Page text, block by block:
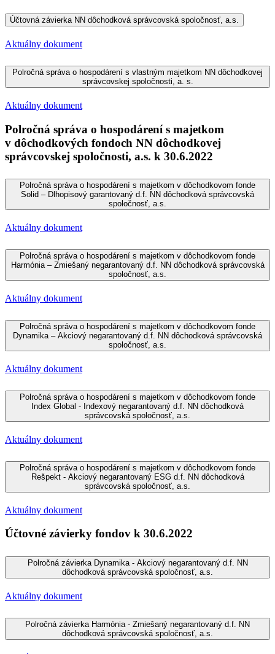
Účtovná závierka NN dôchodková správcovská spoločnosť, a.s.
Aktuálny dokument
Polročná správa o hospodárení s vlastným majetkom NN dôchodkovej
správcovskej spoločnosti, a. s.
Aktuálny dokument
Polročná správa o hospodárení s majetkom
v dôchodkových fondoch NN dôchodkovej
správcovskej spoločnosti, a.s. k 30.6.2022
Polročná správa o hospodárení s majetkom v dôchodkovom fonde
Solid – Dlhopisový garantovaný d.f. NN dôchodková správcovská
spoločnosť, a.s.
Aktuálny dokument
Polročná správa o hospodárení s majetkom v dôchodkovom fonde
Harmónia – Zmiešaný negarantovaný d.f. NN dôchodková správcovská
spoločnosť, a.s.
Aktuálny dokument
Polročná správa o hospodárení s majetkom v dôchodkovom fonde
Dynamika – Akciový negarantovaný d.f. NN dôchodková správcovská
spoločnosť, a.s.
Aktuálny dokument
Polročná správa o hospodárení s majetkom v dôchodkovom fonde
Index Global - Indexový negarantovaný d.f. NN dôchodková
správcovská spoločnosť, a.s.
Aktuálny dokument
Polročná správa o hospodárení s majetkom v dôchodkovom fonde
Rešpekt - Akciový negarantovaný ESG d.f. NN dôchodková
správcovská spoločnosť, a.s.
Aktuálny dokument
Účtovné závierky fondov k 30.6.2022
Polročná závierka Dynamika - Akciový negarantovaný d.f. NN
dôchodková správcovská spoločnosť, a.s.
Aktuálny dokument
Polročná závierka Harmónia - Zmiešaný negarantovaný d.f. NN
dôchodková správcovská spoločnosť, a.s.